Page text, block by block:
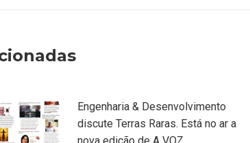
Engenharia & Desenvolvimento
discute Terras Raras. Está no ar a